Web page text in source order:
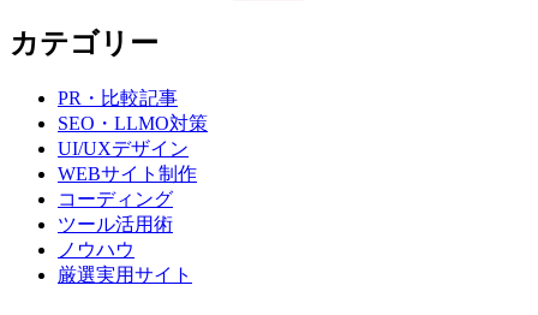
カテゴリー
PR・比較記事
SEO・LLMO対策
UI/UXデザイン
WEBサイト制作
コーディング
ツール活用術
ノウハウ
厳選実用サイト